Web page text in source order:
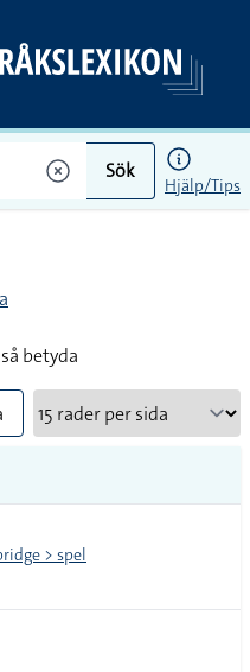
Sök
Hjälp/Tips
betyda
> spel